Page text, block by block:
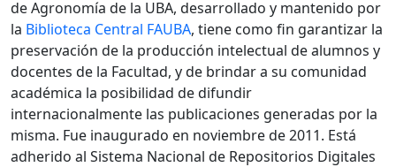
de Agronomía de la UBA, desarrollado y mantenido por
la Biblioteca Central FAUBA, tiene como fin garantizar la
preservación de la producción intelectual de alumnos y
docentes de la Facultad, y de brindar a su comunidad
académica la posibilidad de difundir
internacionalmente las publicaciones generadas por la
misma. Fue inaugurado en noviembre de 2011. Está
adherido al Sistema Nacional de Repositorios Digitales